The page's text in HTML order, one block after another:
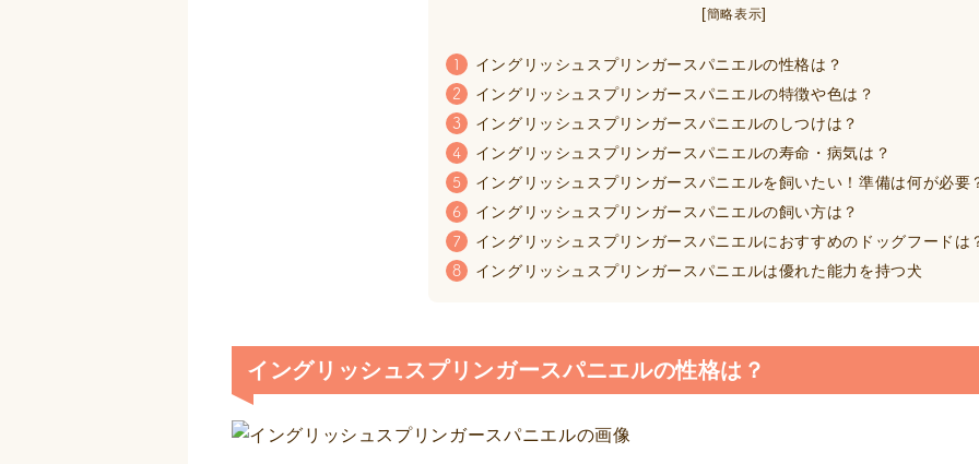
[簡略表示]
1 イングリッシュスプリンガースパニエルの性格は？
2 イングリッシュスプリンガースパニエルの特徴や色は？
3 イングリッシュスプリンガースパニエルのしつけは？
4 イングリッシュスプリンガースパニエルの寿命・病気は？
5 イングリッシュスプリンガースパニエルを飼いたい！準備は何が必要
6 イングリッシュスプリンガースパニエルの飼い方は？
7 イングリッシュスプリンガースパニエルにおすすめのドッグフードは
8 イングリッシュスプリンガースパニエルは優れた能力を持つ犬
イングリッシュスプリンガースパニエルの性格は？